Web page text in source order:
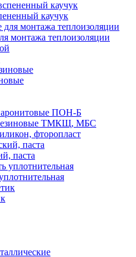
каучук
монтажа теплоизоляции
ПОН-Б
ТМКЩ, МБС
фторопласт
паста